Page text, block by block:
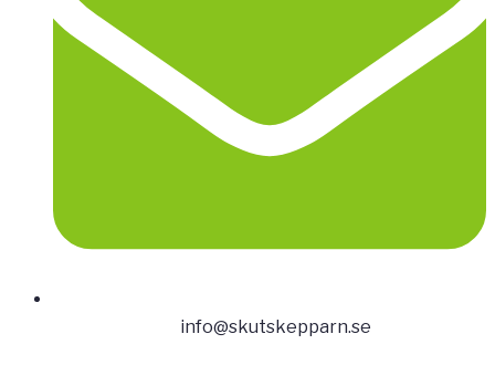
info@skutskepparn.se